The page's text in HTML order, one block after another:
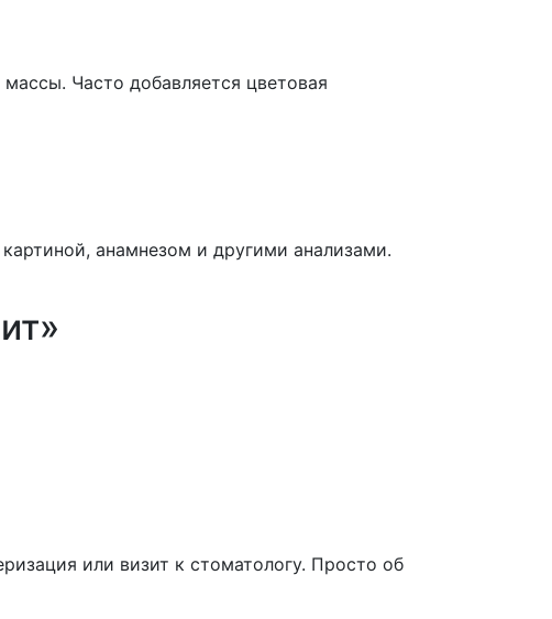
Часто добавляется цветовая
анамнезом и другими анализами.
или визит к стоматологу. Просто об